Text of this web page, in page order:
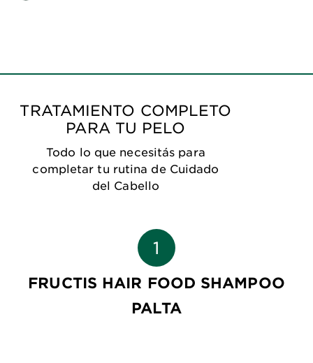
TRATAMIENTO COMPLETO
PARA TU PELO
Todo lo que necesitás para
completar tu rutina de Cuidado
del Cabello
FRUCTIS HAIR FOOD SHAMPOO
PALTA